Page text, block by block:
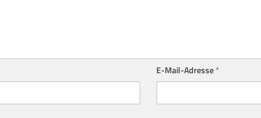
E-Mail-Adresse*